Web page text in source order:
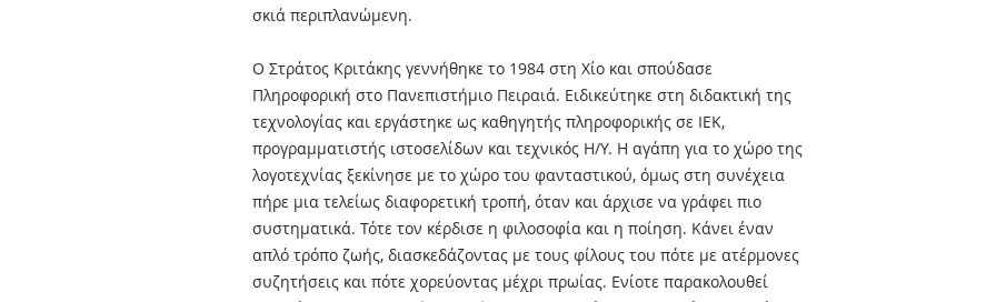
σκιά περιπλανώμενη.
Ο Στράτος Κριτάκης γεννήθηκε το 1984 στη Χίο και σπούδασε
Πληροφορική στο Πανεπιστήμιο Πειραιά. Ειδικεύτηκε στη διδακτική της
τεχνολογίας και εργάστηκε ως καθηγητής πληροφορικής σε ΙΕΚ,
προγραμματιστής ιστοσελίδων και τεχνικός Η/Υ. Η αγάπη για το χώρο της
λογοτεχνίας ξεκίνησε με το χώρο του φανταστικού, όμως στη συνέχεια
πήρε μια τελείως διαφορετική τροπή, όταν και άρχισε να γράφει πιο
συστηματικά. Τότε τον κέρδισε η φιλοσοφία και η ποίηση. Κάνει έναν
απλό τρόπο ζωής, διασκεδάζοντας με τους φίλους του πότε με ατέρμονες
συζητήσεις και πότε χορεύοντας μέχρι πρωίας. Ενίοτε παρακολουθεί